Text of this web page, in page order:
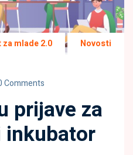
mlade 2.0 Novosti
Comments
prijave za
inkubator